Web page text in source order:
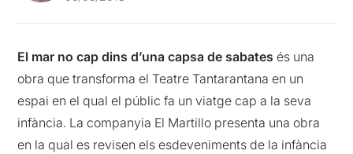
El mar no cap dins d’una capsa de sabates és una
obra que transforma el Teatre Tantarantana en un
espai en el qual el públic fa un viatge cap a la seva
infància. La companyia El Martillo presenta una obra
en la qual es revisen els esdeveniments de la infància